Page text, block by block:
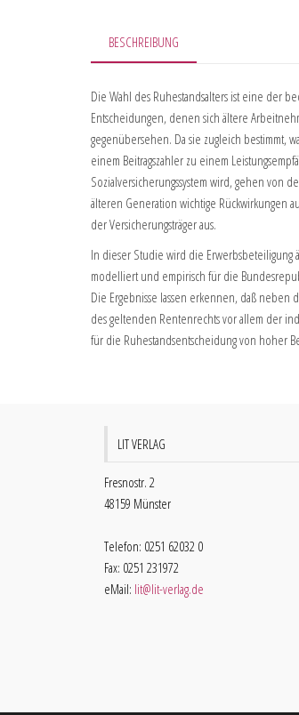
BESCHREIBUNG
Die Wahl des Ruhestandsalters ist eine der
Entscheidungen, denen sich ältere
gegenübersehen. Da sie zugleich bestimmt,
einem Beitragszahler zu einem
Sozialversicherungssystem wird, gehen von
älteren Generation wichtige Rückwirkungen
der Versicherungsträger aus.
In dieser Studie wird die Erwerbsbeteiligung
modelliert und empirisch für die
Die Ergebnisse lassen erkennen, daß
des geltenden Rentenrechts vor allem der
für die Ruhestandsentscheidung von hoher
LIT VERLAG
Fresnostr. 2
48159 Münster
Telefon: 0251 62032 0
Fax: 0251 231972
eMail: lit@lit-verlag.de